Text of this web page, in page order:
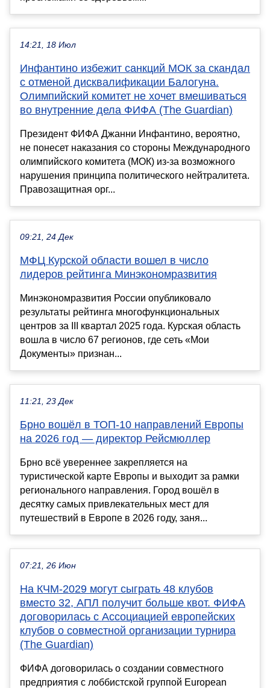
14:21, 18 Июл
Инфантино избежит санкций МОК за скандал
с отменой дисквалификации Балогуна.
Олимпийский комитет не хочет вмешиваться
во внутренние дела ФИФА (The Guardian)
Президент ФИФА Джанни Инфантино, вероятно,
не понесет наказания со стороны Международного
олимпийского комитета (МОК) из-за возможного
нарушения принципа политического нейтралитета.
Правозащитная орг...
09:21, 24 Дек
МФЦ Курской области вошел в число
лидеров рейтинга Минэкономразвития
Минэкономразвития России опубликовало
результаты рейтинга многофункциональных
центров за III квартал 2025 года. Курская область
вошла в число 67 регионов, где сеть «Мои
Документы» признан...
11:21, 23 Дек
Брно вошёл в ТОП-10 направлений Европы
на 2026 год — директор Рейсмюллер
Брно всё увереннее закрепляется на
туристической карте Европы и выходит за рамки
регионального направления. Город вошёл в
десятку самых привлекательных мест для
путешествий в Европе в 2026 году, заня...
07:21, 26 Июн
На КЧМ-2029 могут сыграть 48 клубов
вместо 32, АПЛ получит больше квот. ФИФА
договорилась с Ассоциацией европейских
клубов о совместной организации турнира
(The Guardian)
ФИФА договорилась о создании совместного
предприятия с лоббистской группой European